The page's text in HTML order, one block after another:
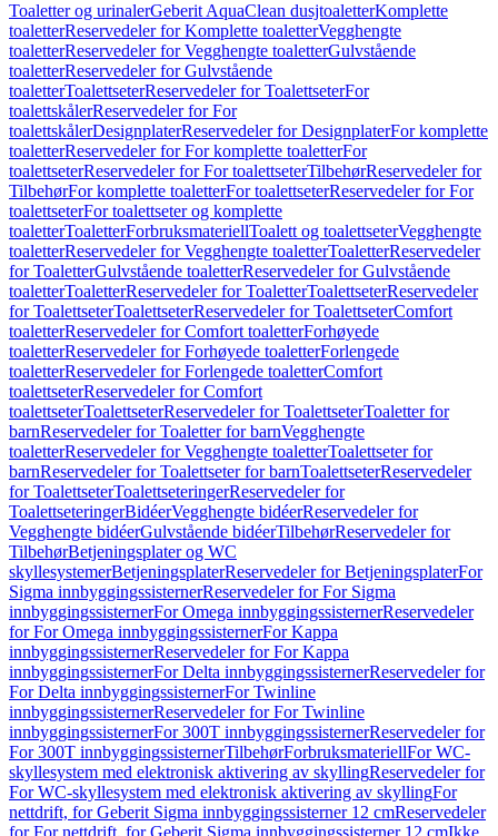
Toaletter og urinalerGeberit AquaClean dusjtoaletterKomplette
toaletterReservedeler for Komplette toaletterVegghengte
toaletterReservedeler for Vegghengte toaletterGulvstående
toaletterReservedeler for Gulvstående
toaletterToalettseterReservedeler for ToalettseterFor
toalettskålerReservedeler for For
toalettskålerDesignplaterReservedeler for DesignplaterFor komplette
toaletterReservedeler for For komplette toaletterFor
toalettseterReservedeler for For toalettseterTilbehørReservedeler for
TilbehørFor komplette toaletterFor toalettseterReservedeler for For
toalettseterFor toalettseter og komplette
toaletterToaletterForbruksmateriellToalett og toalettseterVegghengte
toaletterReservedeler for Vegghengte toaletterToaletterReservedeler
for ToaletterGulvstående toaletterReservedeler for Gulvstående
toaletterToaletterReservedeler for ToaletterToalettseterReservedeler
for ToalettseterToalettseterReservedeler for ToalettseterComfort
toaletterReservedeler for Comfort toaletterForhøyede
toaletterReservedeler for Forhøyede toaletterForlengede
toaletterReservedeler for Forlengede toaletterComfort
toalettseterReservedeler for Comfort
toalettseterToalettseterReservedeler for ToalettseterToaletter for
barnReservedeler for Toaletter for barnVegghengte
toaletterReservedeler for Vegghengte toaletterToalettseter for
barnReservedeler for Toalettseter for barnToalettseterReservedeler
for ToalettseterToalettseteringerReservedeler for
ToalettseteringerBidéerVegghengte bidéerReservedeler for
Vegghengte bidéerGulvstående bidéerTilbehørReservedeler for
TilbehørBetjeningsplater og WC
skyllesystemerBetjeningsplaterReservedeler for BetjeningsplaterFor
Sigma innbyggingssisternerReservedeler for For Sigma
innbyggingssisternerFor Omega innbyggingssisternerReservedeler
for For Omega innbyggingssisternerFor Kappa
innbyggingssisternerReservedeler for For Kappa
innbyggingssisternerFor Delta innbyggingssisternerReservedeler for
For Delta innbyggingssisternerFor Twinline
innbyggingssisternerReservedeler for For Twinline
innbyggingssisternerFor 300T innbyggingssisternerReservedeler for
For 300T innbyggingssisternerTilbehørForbruksmateriellFor WC-
skyllesystem med elektronisk aktivering av skyllingReservedeler for
For WC-skyllesystem med elektronisk aktivering av skyllingFor
nettdrift, for Geberit Sigma innbyggingssisterner 12 cmReservedeler
for For nettdrift, for Geberit Sigma innbyggingssisterner 12 cmIkke